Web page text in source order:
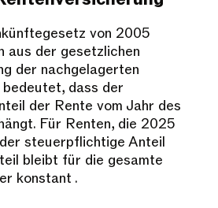
von 2005
aus der gesetzlichen
der nachgelagerten
dass der
der Rente vom Jahr des
Für Renten, die 2025
steuerpflichtige Anteil
bleibt für die gesamte
konstant .